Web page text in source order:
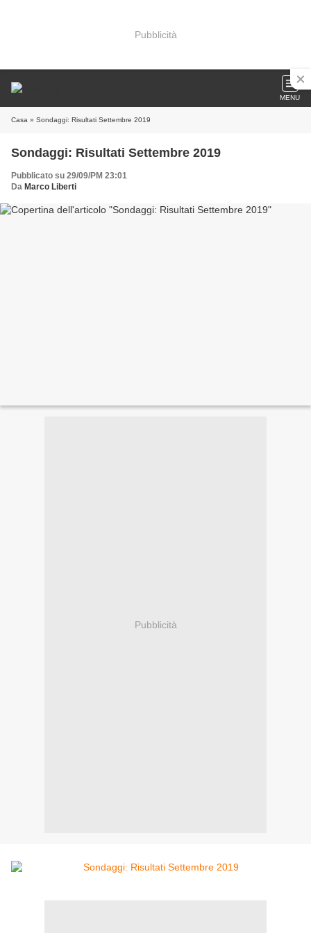
Pubblicità
MENU
Casa » Sondaggi: Risultati Settembre 2019
Sondaggi: Risultati Settembre 2019
Pubblicato su 29/09/PM 23:01
Da Marco Liberti
Pubblicità